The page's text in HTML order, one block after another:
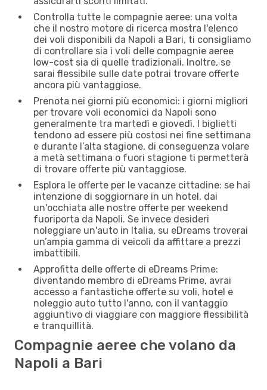
Controlla tutte le compagnie aeree: una volta
che il nostro motore di ricerca mostra l'elenco
dei voli disponibili da Napoli a Bari, ti consigliamo
di controllare sia i voli delle compagnie aeree
low-cost sia di quelle tradizionali. Inoltre, se
sarai flessibile sulle date potrai trovare offerte
ancora più vantaggiose.
Prenota nei giorni più economici: i giorni migliori
per trovare voli economici da Napoli sono
generalmente tra martedì e giovedì. I biglietti
tendono ad essere più costosi nei fine settimana
e durante l’alta stagione, di conseguenza volare
a metà settimana o fuori stagione ti permetterà
di trovare offerte più vantaggiose.
Esplora le offerte per le vacanze cittadine: se hai
intenzione di soggiornare in un hotel, dai
un'occhiata alle nostre offerte per weekend
fuoriporta da Napoli. Se invece desideri
noleggiare un'auto in Italia, su eDreams troverai
un’ampia gamma di veicoli da affittare a prezzi
imbattibili.
Approfitta delle offerte di eDreams Prime:
diventando membro di eDreams Prime, avrai
accesso a fantastiche offerte su voli, hotel e
noleggio auto tutto l'anno, con il vantaggio
aggiuntivo di viaggiare con maggiore flessibilità
e tranquillità.
Compagnie aeree che volano da
Napoli a Bari